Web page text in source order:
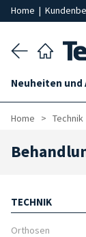
Home |
Neuheiten und
Home Technik
TECHNIK
Orthosen